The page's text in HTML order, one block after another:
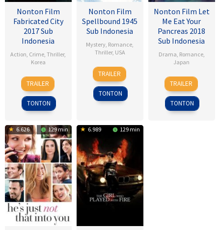
Nonton Film
Fabricated City
2017 Sub
Indonesia
Action, Crime,Thriller,
Korea
9
Feb
2017
Lee
Hu-
bin
TRAILER
TONTON
Nonton Film
Spellbound 1945
Sub Indonesia
Mystery, Romance,
Thriller, USA
8
Nov
1945
Alfred
Hitchcock
TRAILER
TONTON
Nonton Film Let
Me Eat Your
Pancreas 2018
Sub Indonesia
Drama, Romance,
Japan
28
Jul
2017
Sho
Tsukikawa
TRAILER
TONTON
6.626 129 min 6.989 129 min